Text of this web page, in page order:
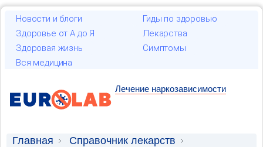
Новости и блоги
Гиды по здоровью
Здоровье от А до Я
Лекарства
Здоровая жизнь
Симптомы
Вся медицина
Лечение наркозависимости
Главная
Справочник лекарств